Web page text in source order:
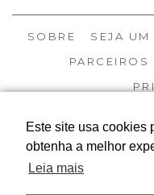
Este site usa cookies
obtenha a melhor
Leia mais
SOBRE SEJA UM
PARCEIROS
ACOMPANHE